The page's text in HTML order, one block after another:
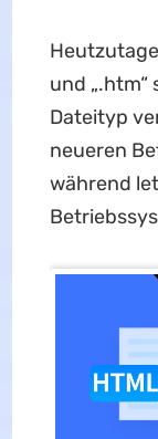
und
Dateityp
neueren
während